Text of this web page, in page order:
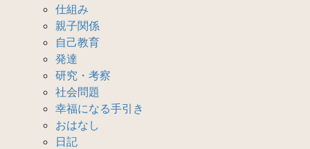
仕組み
親子関係
自己教育
発達
研究・考察
社会問題
幸福になる手引き
おはなし
日記